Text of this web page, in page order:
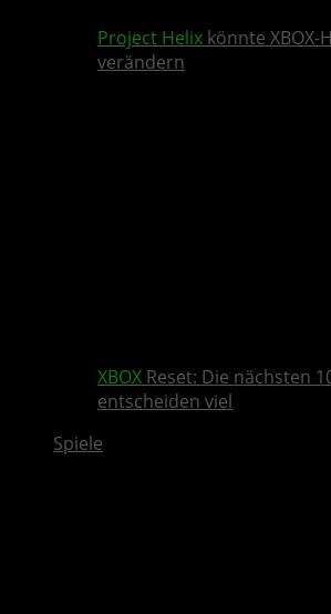
Project Helix könnte XBOX-
verändern
XBOX Reset: Die nächsten
entscheiden viel
Spiele